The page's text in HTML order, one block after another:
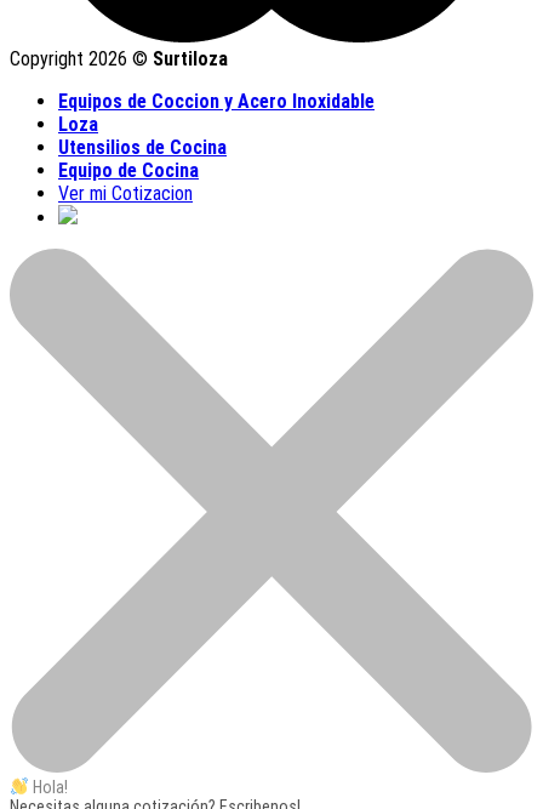
Copyright 2026 © Surtiloza
Equipos de Coccion y Acero Inoxidable
Loza
Utensilios de Cocina
Equipo de Cocina
Ver mi Cotizacion
Hola!